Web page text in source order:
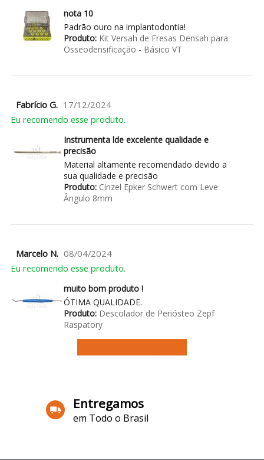
nota 10
Padrão ouro na implantodontia!
Produto:Kit Versah de Fresas Densah para
Osseodensificação - Básico VT
Fabrício G. 17/12/2024
Eu recomendo esse produto.
Instrumenta lde excelente qualidade e
precisão
Material altamente recomendado devido a
sua qualidade e precisão
Produto:Cinzel Epker Schwert com Leve
Ângulo 8mm
Marcelo N. 08/04/2024
Eu recomendo esse produto.
muito bom produto !
ÓTIMA QUALIDADE.
Produto:Descolador de Periósteo Zepf
Raspatory
Entregamos
em Todo o Brasil